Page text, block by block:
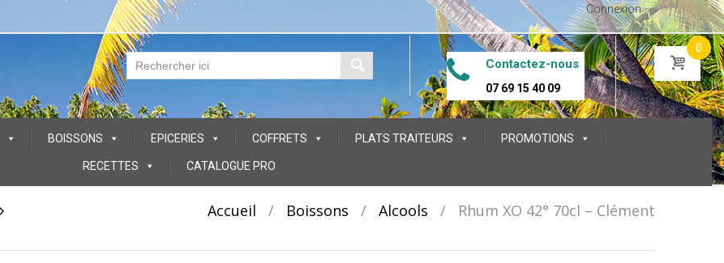
Connexion
Contactez-nous
07 69 15 40 09
0
BOISSONS EPICERIES COFFRETS PLATS TRAITEURS PROMOTIONS
RECETTES CATALOGUE PRO
Accueil / Boissons / Alcools / Rhum XO 42° 70cl – Clément